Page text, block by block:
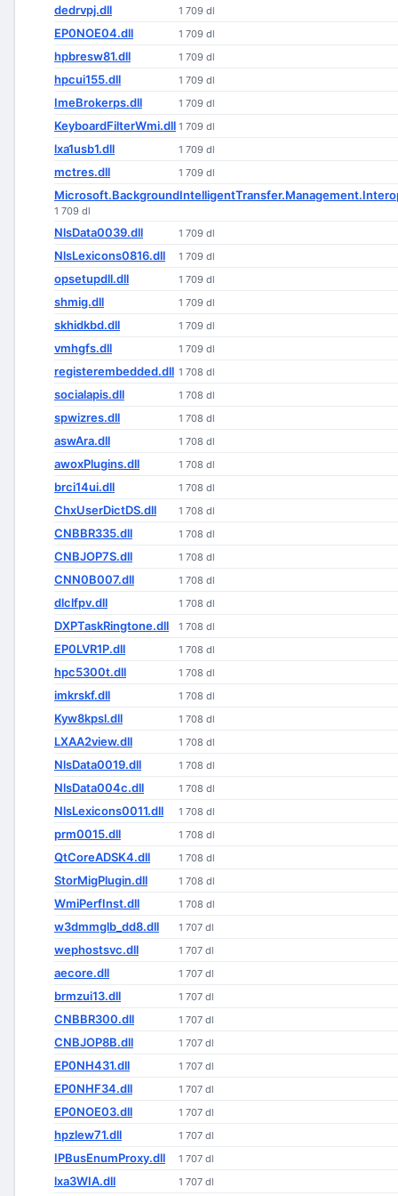
dedrvpj.dll 1 709 dl
EP0NOE04.dll 1 709 dl
hpbresw81.dll 1 709 dl
hpcui155.dll 1 709 dl
ImeBrokerps.dll 1 709 dl
KeyboardFilterWmi.dll 1 709 dl
lxa1usb1.dll 1 709 dl
mctres.dll 1 709 dl
1 709 dl
NlsData0039.dll 1 709 dl
NlsLexicons0816.dll 1 709 dl
opsetupdll.dll 1 709 dl
shmig.dll 1 709 dl
skhidkbd.dll 1 709 dl
vmhgfs.dll 1 709 dl
registerembedded.dll 1 708 dl
socialapis.dll 1 708 dl
spwizres.dll 1 708 dl
aswAra.dll 1 708 dl
awoxPlugins.dll 1 708 dl
brci14ui.dll 1 708 dl
ChxUserDictDS.dll 1 708 dl
CNBBR335.dll 1 708 dl
CNBJOP7S.dll 1 708 dl
CNN0B007.dll 1 708 dl
dlclfpv.dll 1 708 dl
DXPTaskRingtone.dll 1 708 dl
EP0LVR1P.dll 1 708 dl
hpc5300t.dll 1 708 dl
imkrskf.dll 1 708 dl
Kyw8kpsl.dll 1 708 dl
LXAA2view.dll 1 708 dl
NlsData0019.dll 1 708 dl
NlsData004c.dll 1 708 dl
NlsLexicons0011.dll 1 708 dl
prm0015.dll 1 708 dl
QtCoreADSK4.dll 1 708 dl
StorMigPlugin.dll 1 708 dl
WmiPerfInst.dll 1 708 dl
w3dmmglb_dd8.dll 1 707 dl
wephostsvc.dll 1 707 dl
aecore.dll 1 707 dl
brmzui13.dll 1 707 dl
CNBBR300.dll 1 707 dl
CNBJOP8B.dll 1 707 dl
EP0NH431.dll 1 707 dl
EP0NHF34.dll 1 707 dl
EP0NOE03.dll 1 707 dl
hpzlew71.dll 1 707 dl
IPBusEnumProxy.dll 1 707 dl
lxa3WIA.dll 1 707 dl